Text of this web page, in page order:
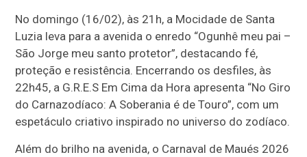
No domingo (16/02), às 21h, a Mocidade de Santa
Luzia leva para a avenida o enredo “Ogunhê meu pai –
São Jorge meu santo protetor”, destacando fé,
proteção e resistência. Encerrando os desfiles, às
22h45, a G.R.E.S Em Cima da Hora apresenta “No Giro
do Carnazodíaco: A Soberania é de Touro”, com um
espetáculo criativo inspirado no universo do zodíaco.
Além do brilho na avenida, o Carnaval de Maués 2026